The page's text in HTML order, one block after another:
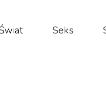
Seks